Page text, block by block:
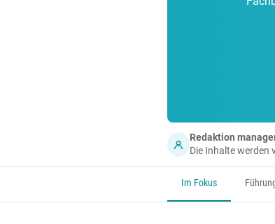
Redaktion
Die Inhalte werden
Im Fokus